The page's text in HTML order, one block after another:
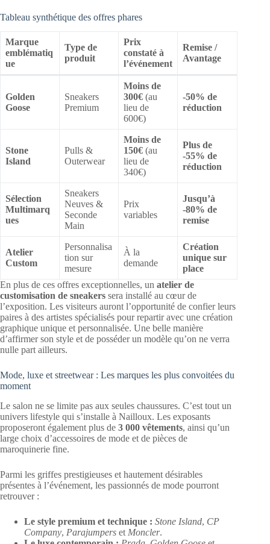
Tableau synthétique des offres phares
Marque
emblématiq
ue
Type de
produit
Prix
constaté à
l’événement
Remise /
Avantage
Golden
Goose
Sneakers
Premium
Moins de
300€ (au
lieu de
600€)
-50% de
réduction
Stone
Island
Pulls &
Outerwear
Moins de
150€ (au
lieu de
340€)
Plus de
-55% de
réduction
Sélection
Multimarq
ues
Sneakers
Neuves &
Seconde
Main
Prix
variables
Jusqu’à
-80% de
remise
Atelier
Custom
Personnalisa
tion sur
mesure
À la
demande
Création
unique sur
place
En plus de ces offres exceptionnelles, un atelier de
customisation de sneakers sera installé au cœur de
l’exposition. Les visiteurs auront l’opportunité de confier leurs
paires à des artistes spécialisés pour repartir avec une création
graphique unique et personnalisée. Une belle manière
d’affirmer son style et de posséder un modèle qu’on ne verra
nulle part ailleurs.
Mode, luxe et streetwear : Les marques les plus convoitées du
moment
Le salon ne se limite pas aux seules chaussures. C’est tout un
univers lifestyle qui s’installe à Nailloux. Les exposants
proposeront également plus de 3 000 vêtements, ainsi qu’un
large choix d’accessoires de mode et de pièces de
maroquinerie fine.
Parmi les griffes prestigieuses et hautement désirables
présentes à l’événement, les passionnés de mode pourront
retrouver :
Le style premium et technique : Stone Island, CP
Company, Parajumpers et Moncler.